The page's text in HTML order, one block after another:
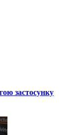
застосунку